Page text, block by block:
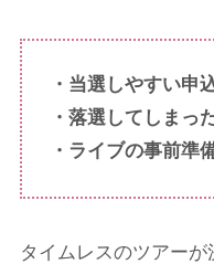
・当選しやすい申
・落選してしまっ
・ライブの事前準
タイムレスのツアー